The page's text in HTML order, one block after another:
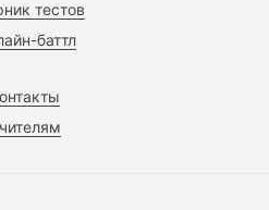
тестов
баттл